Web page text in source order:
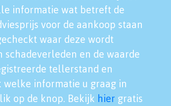
informatie wat betreft de
voor de aankoop staan
waar deze wordt
en de waarde
tellerstand en
welke informatie u graag in
op de knop. Bekijk hier gratis